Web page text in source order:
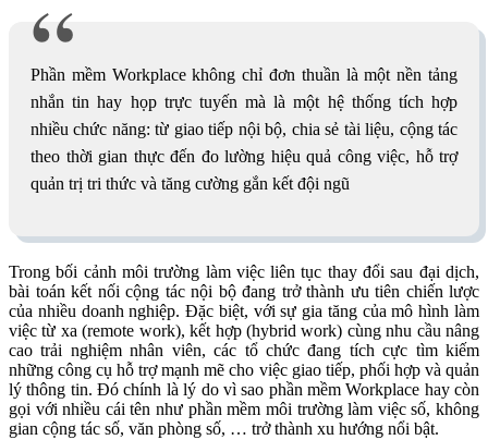
Phần mềm Workplace không chỉ đơn thuần là một nền tảng
nhắn tin hay họp trực tuyến mà là một hệ thống tích hợp
nhiều chức năng: từ giao tiếp nội bộ, chia sẻ tài liệu, cộng tác
theo thời gian thực đến đo lường hiệu quả công việc, hỗ trợ
quản trị tri thức và tăng cường gắn kết đội ngũ
Trong bối cảnh môi trường làm việc liên tục thay đổi sau đại dịch,
bài toán kết nối cộng tác nội bộ đang trở thành ưu tiên chiến lược
của nhiều doanh nghiệp. Đặc biệt, với sự gia tăng của mô hình làm
việc từ xa (remote work), kết hợp (hybrid work) cùng nhu cầu nâng
cao trải nghiệm nhân viên, các tổ chức đang tích cực tìm kiếm
những công cụ hỗ trợ mạnh mẽ cho việc giao tiếp, phối hợp và quản
lý thông tin. Đó chính là lý do vì sao phần mềm Workplace hay còn
gọi với nhiều cái tên như phần mềm môi trường làm việc số, không
gian cộng tác số, văn phòng số, … trở thành xu hướng nổi bật.